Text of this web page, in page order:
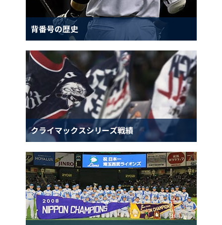
背番号の歴史
クライマックスシリーズ戦績